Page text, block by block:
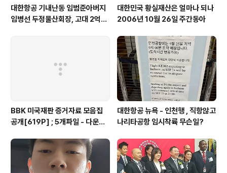
대한항공 기내난동 임범준아버지
임병선 두정물산회장, 고대 2억기
대한민국 황실재산은 얼마나 되나
2006년 10월 26일 주간동아
BBK 미국재판 증거자료 모음집
공개[619P] ; 5개파일 - 다운로
대한항공 뉴욕 - 인천행 , 직항않고
나리타공항 임시착륙 무슨일?